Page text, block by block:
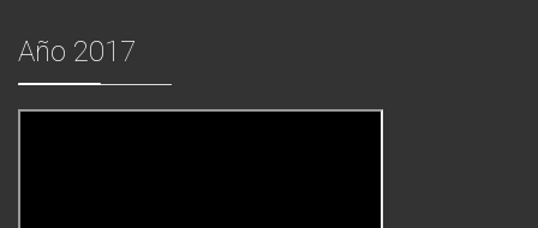
Año 2017